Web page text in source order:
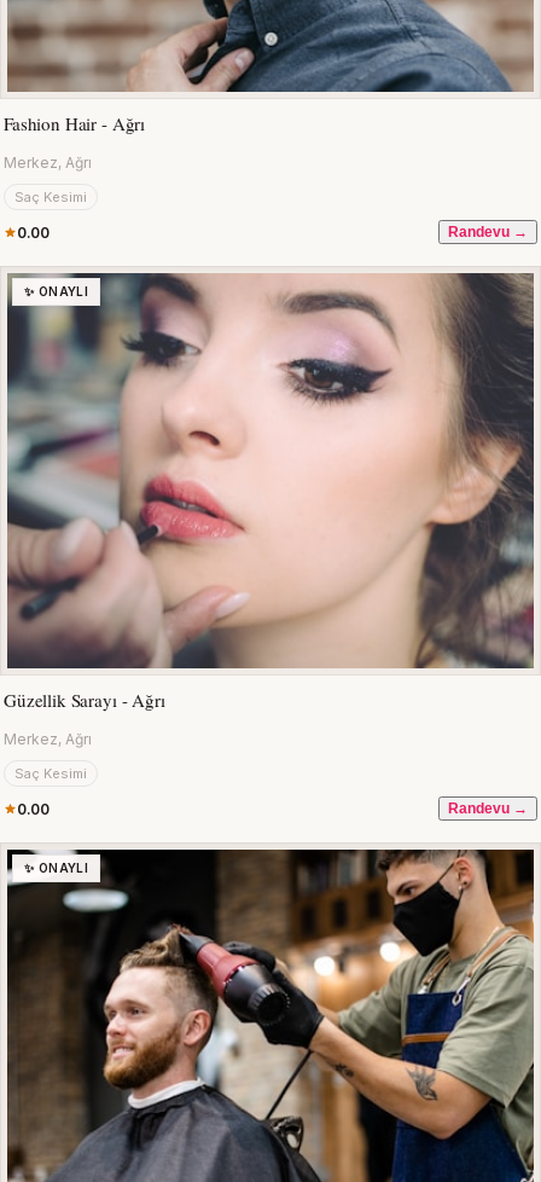
Fashion Hair - Ağrı
Merkez, Ağrı
Saç Kesimi
0.00 Randevu →
✨ ONAYLI
Güzellik Sarayı - Ağrı
Merkez, Ağrı
Saç Kesimi
0.00 Randevu →
✨ ONAYLI